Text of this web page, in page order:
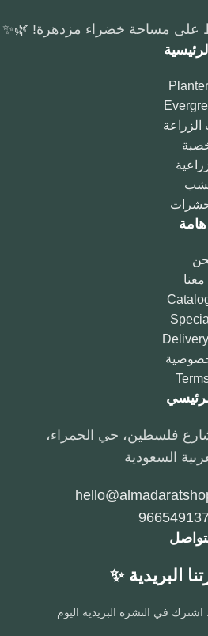
على مساحة خضراء مزدهرة! 🌿✨
السعودية
البريدية ✨
في النشرة البريدية اليوم